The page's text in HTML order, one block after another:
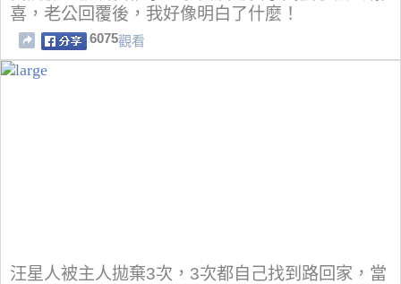
喜，老公回覆後，我好像明白了什麼！ ​
6075觀看
汪星人被主人拋棄3次，3次都自己找到路回家，當